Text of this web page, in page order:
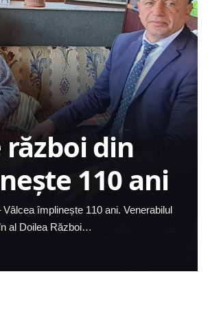
război din
110 ani
împlinește 110 ani. Venerabilul
al Doilea Război…